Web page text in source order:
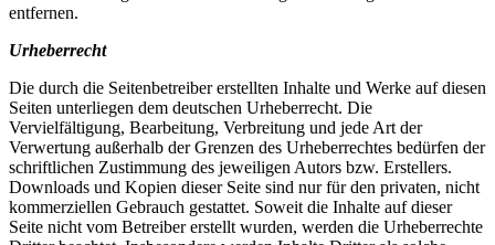
entfernen.
Urheberrecht
Die durch die Seitenbetreiber erstellten Inhalte und Werke auf diesen
Seiten unterliegen dem deutschen Urheberrecht. Die
Vervielfältigung, Bearbeitung, Verbreitung und jede Art der
Verwertung außerhalb der Grenzen des Urheberrechtes bedürfen der
schriftlichen Zustimmung des jeweiligen Autors bzw. Erstellers.
Downloads und Kopien dieser Seite sind nur für den privaten, nicht
kommerziellen Gebrauch gestattet. Soweit die Inhalte auf dieser
Seite nicht vom Betreiber erstellt wurden, werden die Urheberrechte